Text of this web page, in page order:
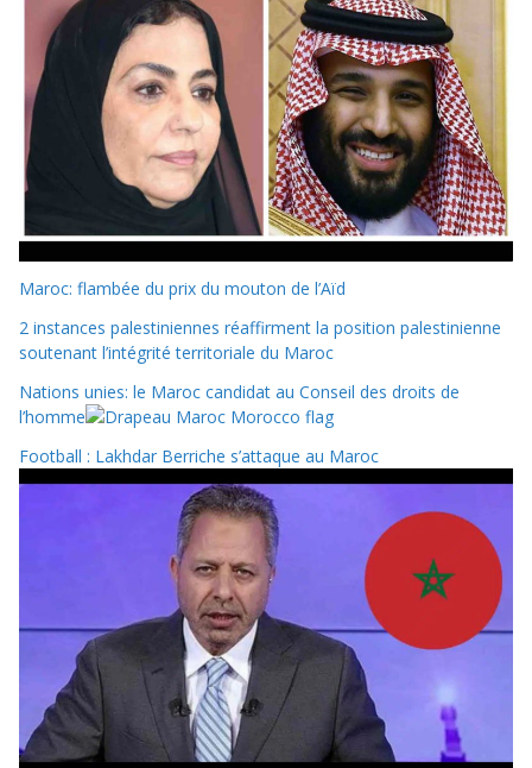
Maroc: flambée du prix du mouton de l’Aïd
2 instances palestiniennes réaffirment la position palestinienne
soutenant l’intégrité territoriale du Maroc
Nations unies: le Maroc candidat au Conseil des droits de
l’homme
Football : Lakhdar Berriche s’attaque au Maroc